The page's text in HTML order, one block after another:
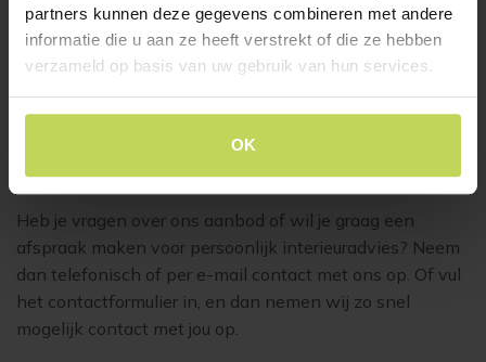
partners kunnen deze gegevens combineren met andere
informatie die u aan ze heeft verstrekt of die ze hebben
verzameld op basis van uw gebruik van hun services.
OK
Trendhopper
€ 1.699,-
Trendhopper
€ 999,-
Klantenservice
Heb je vragen over ons aanbod of wil je graag een
afspraak maken voor persoonlijk interieuradvies? Neem
dan telefonisch of per e-mail contact met ons op. Of vul
het contactformulier in, en dan nemen wij zo snel
mogelijk contact met jou op.